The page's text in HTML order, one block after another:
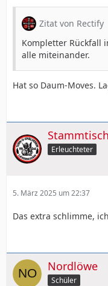
Zitat von Rectify
Kompletter Rückfall
alle miteinander.
Hat so Daum-Moves.
Erleuchteter
5. März 2025 um 22:37
Das extra schlimme,
Nordlöwe
Schüler